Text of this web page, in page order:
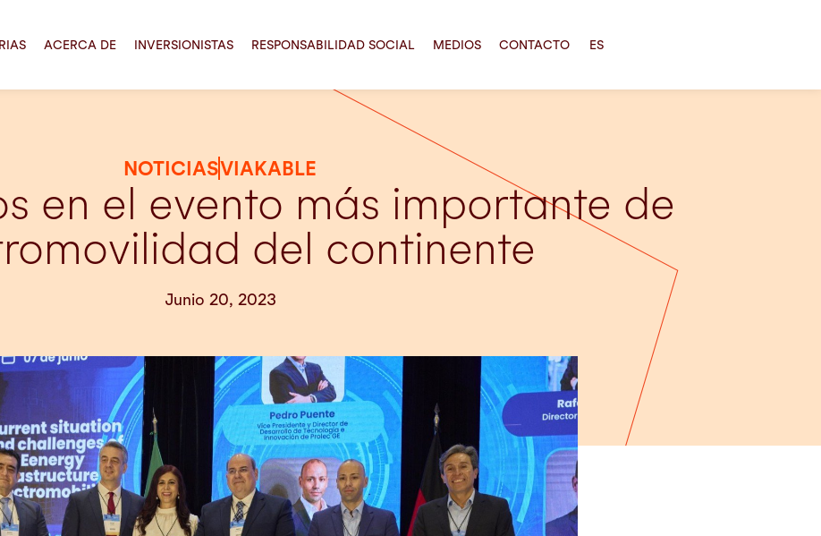
ACERCA DE INVERSIONISTAS RESPONSABILIDAD SOCIAL MEDIOS CONTACTO ES
NOTICIASVIAKABLE
en el evento más importante de
del continente
Junio 20, 2023